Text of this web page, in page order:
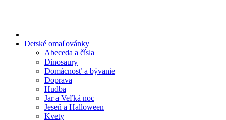
Detské omaľovánky
Abeceda a čísla
Dinosaury
Domácnosť a bývanie
Doprava
Hudba
Jar a Veľká noc
Jeseň a Halloween
Kvety